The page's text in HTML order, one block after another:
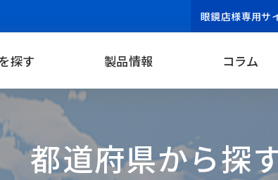
眼鏡店様専用サ
探す 製品情報 コラム
都道府県から探